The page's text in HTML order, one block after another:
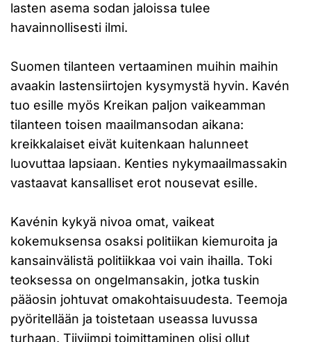
lasten asema sodan jaloissa tulee
havainnollisesti ilmi.
Suomen tilanteen vertaaminen muihin maihin
avaakin lastensiirtojen kysymystä hyvin. Kavén
tuo esille myös Kreikan paljon vaikeamman
tilanteen toisen maailmansodan aikana:
kreikkalaiset eivät kuitenkaan halunneet
luovuttaa lapsiaan. Kenties nykymaailmassakin
vastaavat kansalliset erot nousevat esille.
Kavénin kykyä nivoa omat, vaikeat
kokemuksensa osaksi politiikan kiemuroita ja
kansainvälistä politiikkaa voi vain ihailla. Toki
teoksessa on ongelmansakin, jotka tuskin
pääosin johtuvat omakohtaisuudesta. Teemoja
pyöritellään ja toistetaan useassa luvussa
turhaan. Tiiviimpi toimittaminen olisi ollut